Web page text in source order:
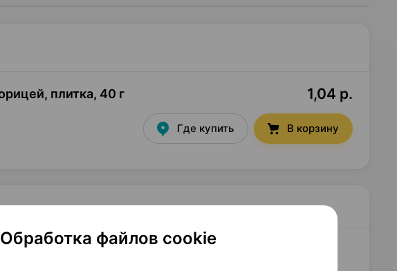
плитка, 40 г 1,04 р.
Где купить В корзину
Беларусь
Обработка файлов cookie